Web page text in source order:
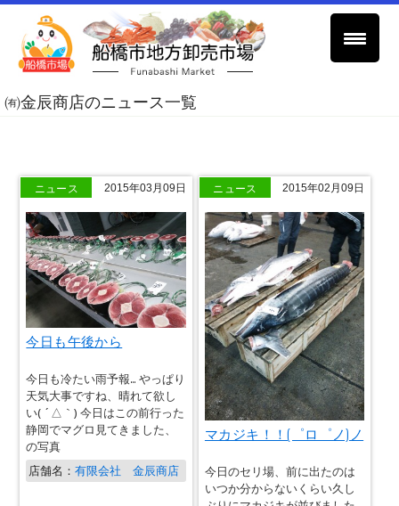
㈲金辰商店のニュース一覧
ニュース 2015年03月09日
今日も午後から
今日も冷たい雨予報… やっぱり
天気大事ですね、晴れて欲し
い( ´△｀) 今日はこの前行った
静岡でマグロ見てきました、
の写真
店舗名：有限会社 金辰商店
ニュース 2015年02月09日
マカジキ！！(゜ロ゜ノ)ノ
今日のセリ場、前に出たのは
いつか分からないくらい久し